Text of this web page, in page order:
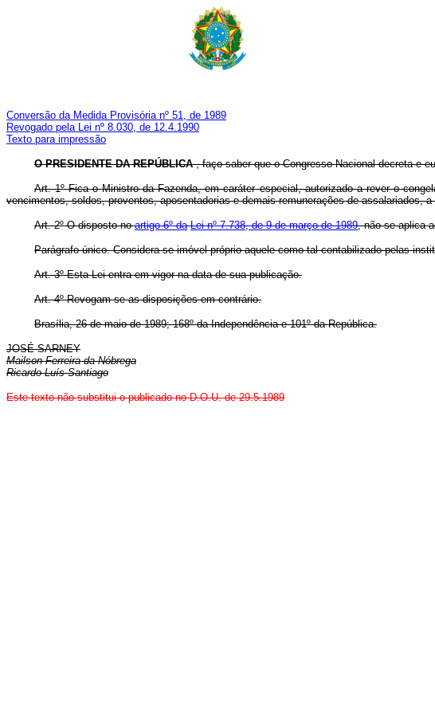
Conversão da Medida Provisória nº 51, de 1989
Revogado pela Lei nº 8.030, de 12.4.1990
Texto para impressão
O PRESIDENTE DA REPÚBLICA, faço saber que o Congresso Nacional decreta e
Art. 1º Fica o Ministro da Fazenda, em caráter especial, autorizado a rever o
vencimentos, soldos, proventos, aposentadorias e demais remunerações de assalariados,
Art. 2º O disposto noartigo 6º da Lei nº 7.738, de 9 de março de 1989, não se aplica
Parágrafo único. Considera-se imóvel próprio aquele como tal contabilizado pelas
Art. 3º Esta Lei entra em vigor na data de sua publicação.
Art. 4º Revogam-se as disposições em contrário.
Brasília, 26 de maio de 1989; 168º da Independência e 101º da República.
JOSÉ SARNEY
Mailson Ferreira da Nóbrega
Ricardo Luís Santiago
Este texto não substitui o publicado no D.O.U. de 29.5.1989